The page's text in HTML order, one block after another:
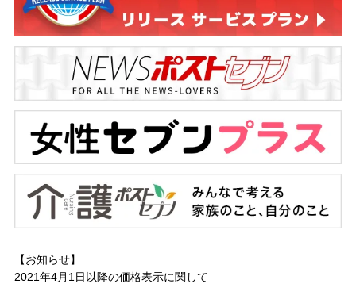
【お知らせ】
2021年4月1日以降の価格表示に関して